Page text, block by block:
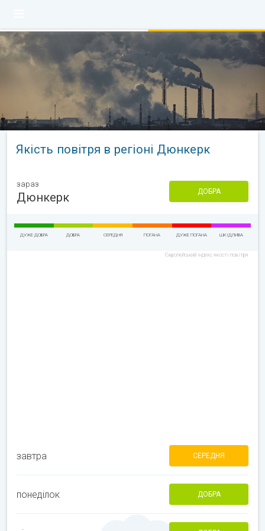
Якість повітря в регіоні Дюнкерк
зараз
Дюнкерк ДОБРА
ДУЖЕ ДОБРА ДОБРА СЕРЕДНЯ ПОГАНА ДУЖЕ ПОГАНА ШКІДЛИВА
Європейський індекс якості повітря
завтра СЕРЕДНЯ
понеділок ДОБРА